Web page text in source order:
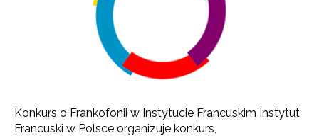
Konkurs o Frankofonii w Instytucie Francuskim Instytut
Francuski w Polsce organizuje konkurs,